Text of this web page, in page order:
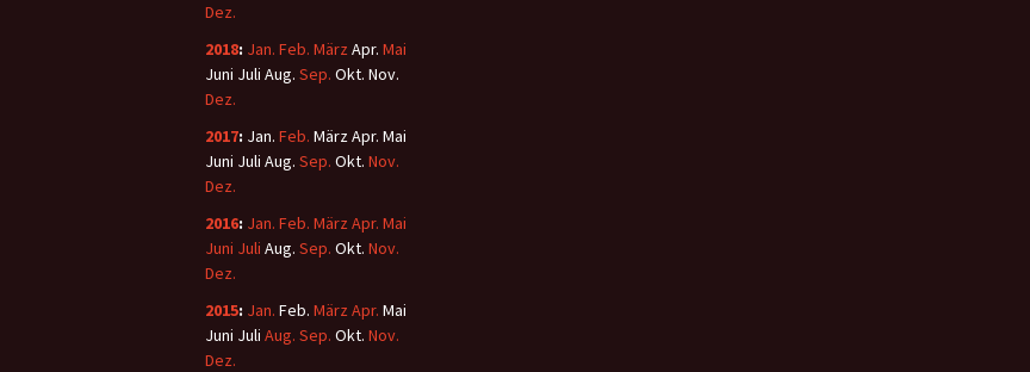
Dez.
2018: Jan. Feb. März Apr. Mai
Juni Juli Aug. Sep. Okt. Nov.
Dez.
2017: Jan. Feb. MärzApr. Mai
Juni Juli Aug. Sep. Okt. Nov.
Dez.
2016: Jan. Feb. März Apr. Mai
Juni Juli Aug. Sep. Okt. Nov.
Dez.
2015: Jan. Feb. März Apr. Mai
Juni Juli Aug. Sep. Okt. Nov.
Dez.